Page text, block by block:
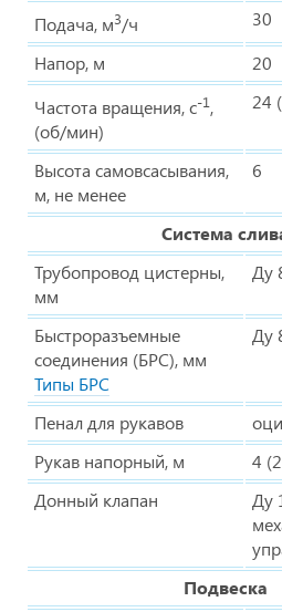
Подача, м3/ч
30
Напор, м
20
Частота вращения, с-1,
(об/мин)
24
Высота самовсасывания,
м, не менее
6
Система
Трубопровод цистерны,
мм
Ду
Быстроразъемные
соединения (БРС), мм
Типы БРС
Ду
Пенал для рукавов
Рукав напорный, м
4
Донный клапан
Ду
Подвеска